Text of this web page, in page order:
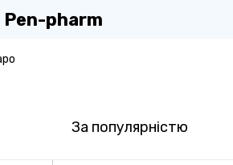
Pen-pharm
За популярністю